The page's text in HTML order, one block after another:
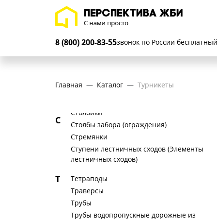
8 (800) 200-83-55звонок по России бесплатный
Главная Каталог Турникеты
С
Стойки (опоры) дорожных знаков на
автомобильных дорогах
автодорожные пролетные строения
Стойки сборного фундамента ЛЭП
Столбики
Столбы забора (ограждения)
Стремянки
Ступени лестничных сходов (Элементы
лестничных сходов)
Т
Тетраподы
Траверсы
Трубы
Трубы водопропускные дорожные из